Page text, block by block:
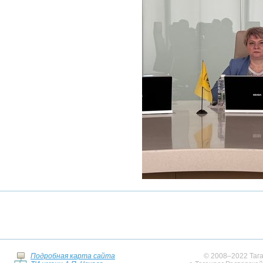
Подробная карта сайта
© 2008–2022